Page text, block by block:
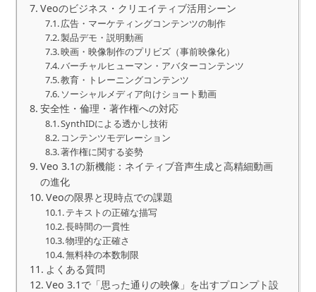
Veoのビジネス・クリエイティブ活用シーン
広告・マーケティングコンテンツの制作
製品デモ・説明動画
映画・映像制作のプリビズ（事前映像化）
バーチャルヒューマン・アバターコンテンツ
教育・トレーニングコンテンツ
ソーシャルメディア向けショート動画
安全性・倫理・著作権への対応
SynthIDによる透かし技術
コンテンツモデレーション
著作権に関する姿勢
Veo 3.1の新機能：ネイティブ音声生成と高精細動画
の進化
Veoの限界と現時点での課題
テキストの正確な描写
長時間の一貫性
物理的な正確さ
無料枠の本数制限
よくある質問
Veo 3.1で「思った通りの映像」を出すプロンプト設